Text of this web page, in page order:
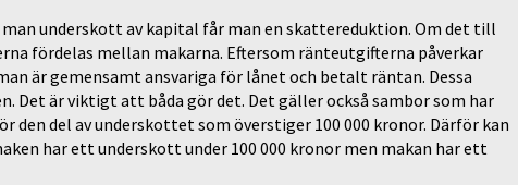
man underskott av kapital får man en skattereduktion. Om det till
fördelas mellan makarna. Eftersom ränteutgifterna påverkar
är gemensamt ansvariga för lånet och betalt räntan. Dessa
Det är viktigt att båda gör det. Det gäller också sambor som har
del av underskottet som överstiger 100 000 kronor. Därför kan
har ett underskott under 100 000 kronor men makan har ett